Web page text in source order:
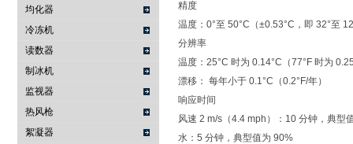
均化器
冷冻机
读数器
制冰机
监视器
热风枪
絮凝器
精度
温度：0°至 50°C（±0.53°C，即 32°至
分辨率
温度：25°C 时为 0.14°C（77°F 时为
漂移： 每年小于 0.1°C（0.2°F/年）
响应时间
风速 2 m/s（4.4 mph）：10 分钟，典型
水：5 分钟，典型值为 90%